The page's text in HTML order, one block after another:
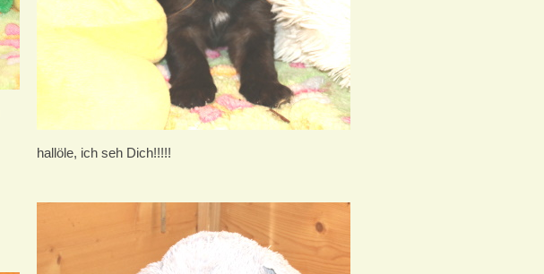
hallöle, ich seh Dich!!!!!